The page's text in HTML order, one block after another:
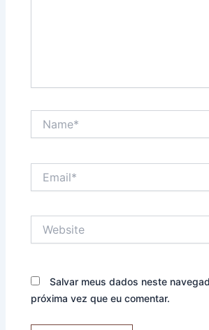
Salvar meus dados neste
próxima vez que eu comentar.